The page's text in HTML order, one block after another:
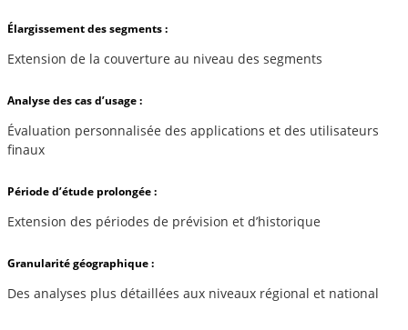
Élargissement des segments :
Extension de la couverture au niveau des segments
Analyse des cas d’usage :
Évaluation personnalisée des applications et des utilisateurs
finaux
Période d’étude prolongée :
Extension des périodes de prévision et d’historique
Granularité géographique :
Des analyses plus détaillées aux niveaux régional et national